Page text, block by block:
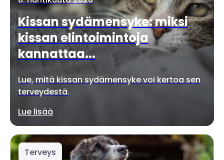
Kissan sydämensyke: miksi
kissan elintoimintoja
kannattaa...
Lue, mitä kissan sydämensyke voi kertoa sen
terveydestä.
Lue lisää
Terveys